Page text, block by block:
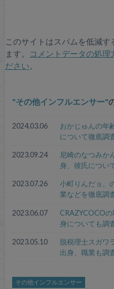
このサイトはスパムを低減
ます。
コメントデータの処理
ださい。
その他インフルエンサー
2024.03.06
おかじゅんの年
について徹底調
2023.09.24
尼崎のなつみか
身、彼氏につい
2023.07.26
小町りんだョ。
業などを徹底調
2023.06.07
CRAZYCOCO
身についても調
2023.05.10
脱税理士スガワ
出身、職業も調
その他インフルエンサー